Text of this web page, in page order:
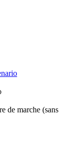
de marche (sans